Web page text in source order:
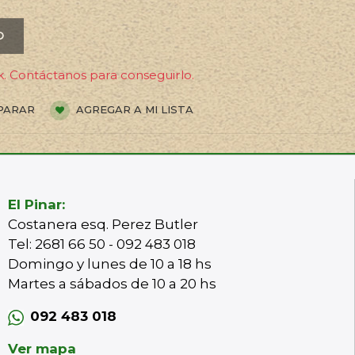
Contáctanos para conseguirlo.
AGREGAR A MI LISTA
El Pinar:
Costanera esq. Perez Butler
Tel: 2681 66 50 - 092 483 018
Domingo y lunes de 10 a 18 hs
Martes a sábados de 10 a 20 hs
092 483 018
Ver mapa